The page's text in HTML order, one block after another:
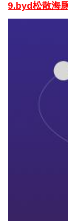
9.byd松散海